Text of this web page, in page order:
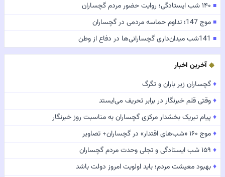
■ ۱۴۰ شب ایستادگی؛ روایت حضور مردم گچساران
■ موج 147؛ تداوم حماسه مردمی در گچساران
■ 141شب میدان‌داری گچسارانی‌ها در دفاع از وطن
آخرین اخبار
♦گچساران زیر باران و تگرگ
♦وقتی قلم خبرنگار در برابر تحریف می‌ایستد
♦ پیام تبریک بخشدار مرکزی گچساران به مناسبت روز خبرنگار
♦موج ۱۶۰ «شب‌های اقتدار» در گچساران+ تصاویر
♦ ۱۵۹ شب ایستادگی و تجلی وحدت مردم گچساران
♦بهبود معیشت مردم؛ باید اولویت امروز دولت باشد